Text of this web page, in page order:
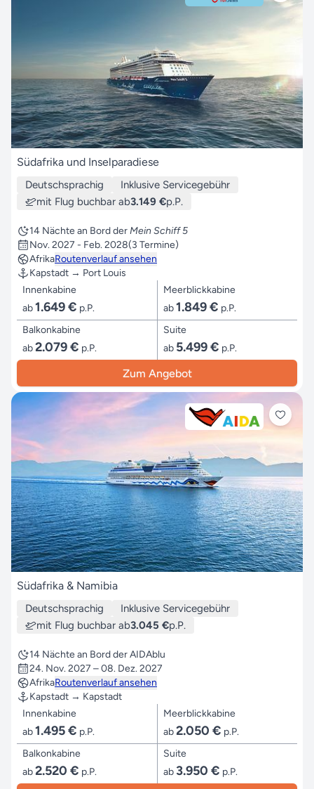
Südafrika und Inselparadiese
Deutschsprachig
Inklusive Servicegebühr
mit Flug buchbar ab3.149 €p.P.
14 Nächte an Bord derMein Schiff 5
Nov. 2027 - Feb. 2028(3 Termine)
AfrikaRoutenverlauf ansehen
Kapstadt → Port Louis
Innenkabine
ab1.649 € p.P.
Meerblickkabine
ab1.849 € p.P.
Balkonkabine
ab2.079 € p.P.
Suite
ab 5.499 € p.P.
Zum Angebot
Südafrika & Namibia
Deutschsprachig
Inklusive Servicegebühr
mit Flug buchbar ab3.045 €p.P.
14 Nächte an Bord der AIDAblu
24. Nov. 2027 – 08. Dez. 2027
AfrikaRoutenverlauf ansehen
Kapstadt → Kapstadt
Innenkabine
ab1.495 € p.P.
Meerblickkabine
ab2.050 € p.P.
Balkonkabine
ab2.520 € p.P.
Suite
ab 3.950 € p.P.